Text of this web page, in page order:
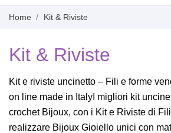
Home Kit & Riviste
Kit & Riviste
Kit e riviste uncinetto – Fili e forme
on line made in ItalyI migliori kit
crochet Bijoux, con i Kit e Riviste di
realizzare Bijoux Gioiello unici con